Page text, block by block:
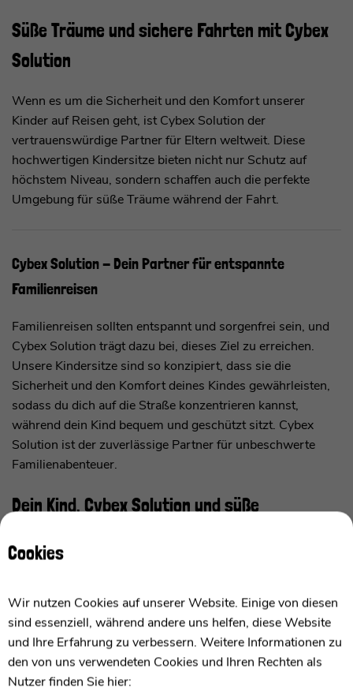
Süße Träume und sichere Fahrten mit Cybex
Solution
Wenn es um die Sicherheit und den Komfort unserer
Kinder auf Reisen geht, ist Cybex Solution der
vertrauenswürdige Partner für Eltern weltweit. Diese
hochwertigen Kindersitze bieten nicht nur Schutz auf
höchstem Niveau, sondern schaffen auch die perfekte
Umgebung für süße Träume während der Fahrt.
Cybex Solution - Dein Partner für entspannte
Familienreisen
Familienreisen sollten entspannt und sorgenfrei sein, und
Cybex Solution trägt dazu bei, dieses Ziel zu erreichen.
Unsere Kindersitze sind so konzipiert, dass sie die
Sicherheit und den Komfort deines Kindes gewährleisten,
sodass du dich auf die Straße konzentrieren kannst,
während dein Kind bequem und geschützt sitzt. Cybex
Solution ist der zuverlässige Partner für unbeschwerte
Familienabenteuer.
Dein Kind, Cybex Solution und süße
Entdeckungen, und Reisen sind oft der Höhepunkt dieser
Erinnerungen. Mit Cybex Solution kannst du sicherstellen,
dass diese Erinnerungen süß und sicher sind. Unsere
Kindersitze bieten nicht nur Schutz vor Unfällen, sondern
auch den nötigen Komfort, damit dein Kind entspannt und
Cookies
Wir nutzen Cookies auf unserer Website. Einige von diesen
sind essenziell, während andere uns helfen, diese Website
und Ihre Erfahrung zu verbessern. Weitere Informationen zu
den von uns verwendeten Cookies und Ihren Rechten als
Nutzer finden Sie hier: